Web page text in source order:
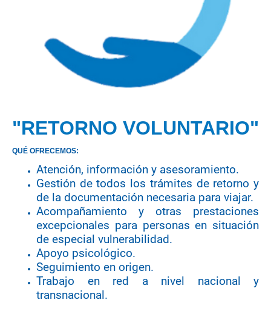
"RETORNO VOLUNTARIO"
QUÉ OFRECEMOS:
Atención, información y asesoramiento.
Gestión de todos los trámites de retorno y
de la documentación necesaria para viajar.
Acompañamiento y otras prestaciones
excepcionales para personas en situación
de especial vulnerabilidad.
Apoyo psicológico.
Seguimiento en origen.
Trabajo en red a nivel nacional y
transnacional.